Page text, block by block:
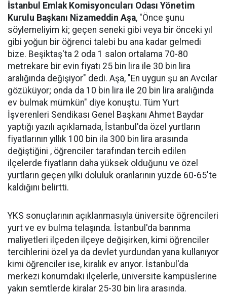
İstanbul Emlak Komisyoncuları Odası Yönetim
Kurulu Başkanı Nizameddin Aşa, "Önce şunu
söylemeliyim ki; geçen seneki gibi veya bir önceki yıl
gibi yoğun bir öğrenci talebi bu ana kadar gelmedi
bize. Beşiktaş'ta 2 oda 1 salon ortalama 70-80
metrekare bir evin fiyatı 25 bin lira ile 30 bin lira
aralığında değişiyor" dedi. Aşa, "En uygun şu an Avcılar
gözüküyor; onda da 10 bin lira ile 20 bin lira aralığında
ev bulmak mümkün" diye konuştu. Tüm Yurt
İşverenleri Sendikası Genel Başkanı Ahmet Baydar
yaptığı yazılı açıklamada, İstanbul'da özel yurtların
fiyatlarının yıllık 100 bin ila 300 bin lira arasında
değiştiğini , öğrenciler tarafından tercih edilen
ilçelerde fiyatların daha yüksek olduğunu ve özel
yurtların geçen yılki doluluk oranlarının yüzde 60-65'te
kaldığını belirtti.
YKS sonuçlarının açıklanmasıyla üniversite öğrencileri
yurt ve ev bulma telaşında. İstanbul'da barınma
maliyetleri ilçeden ilçeye değişirken, kimi öğrenciler
tercihlerini özel ya da devlet yurdundan yana kullanıyor
kimi öğrenciler ise, kiralık ev arıyor. İstanbul'da
merkezi konumdaki ilçelerle, üniversite kampüslerine
yakın semtlerde kiralar 25-30 bin lira arasında.